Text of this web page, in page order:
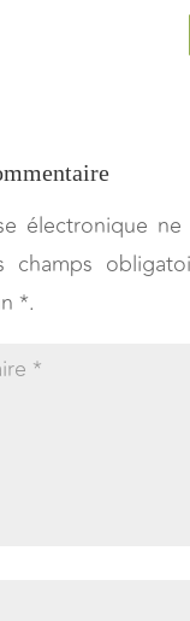
électronique ne
champs
*.